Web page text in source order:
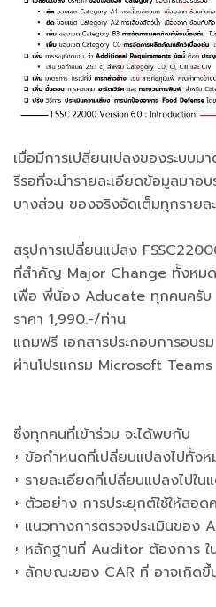
เมื่อมีการเปลี่ยนเปลงของระบบม
รีรอที่จะนำรายละเอียดข้อมูลมาอ
บางส่วน ของจริงจัดเต็มทุกรายล
สรุปการเปลี่ยนแปลง
ที่สำคัญ Major Change ทั้งหมด
เพื่อ พี่น้อง Aducate ทุกคนครับ
ราคา 1,990.-/ท่าน
แถมฟรี เอกสารประกอบการอบรม
ผ่านโปรแกรม Microsoft Teams
ซึ่งทุกคนที่เข้าร่วม จะได้พบกับ
+ ข้อกำหนดที่เปลี่ยนแปลงไปทั้ง
+ รายละเอียดที่เปลี่ยนแปลงไปใ
+ ตัวอย่าง การประยุกต์ใช้ให้สอ
+ แนวทางการตรวจประเมินของ
+ หลักฐานที่ Auditor ต้องการ ใ
+ ลักษณะของ CAR ที่ อาจเกิดขึ้